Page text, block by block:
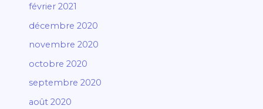
février 2021
décembre 2020
novembre 2020
octobre 2020
septembre 2020
août 2020